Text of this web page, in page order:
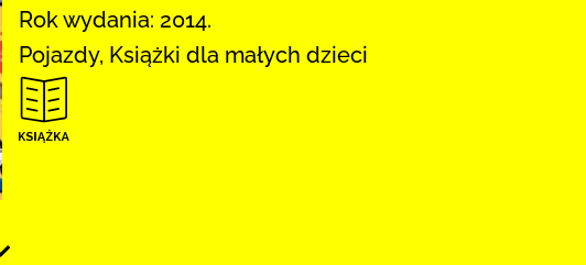
Rok wydania: 2014.
Pojazdy, Książki dla małych dzieci